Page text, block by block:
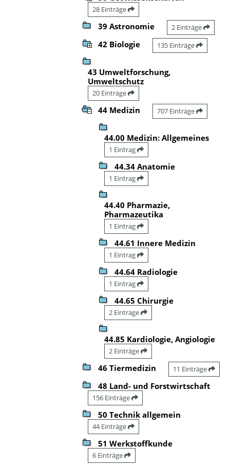
28 Einträge
39 Astronomie 2 Einträge
42 Biologie 135 Einträge
43 Umweltforschung,
Umweltschutz
20 Einträge
44 Medizin 707 Einträge
44.00 Medizin: Allgemeines
1 Eintrag
44.34 Anatomie
1 Eintrag
44.40 Pharmazie,
Pharmazeutika
1 Eintrag
44.61 Innere Medizin
1 Eintrag
44.64 Radiologie
1 Eintrag
44.65 Chirurgie
2 Einträge
44.85 Kardiologie, Angiologie
2 Einträge
46 Tiermedizin 11 Einträge
48 Land- und Forstwirtschaft
156 Einträge
50 Technik allgemein
44 Einträge
51 Werkstoffkunde
6 Einträge